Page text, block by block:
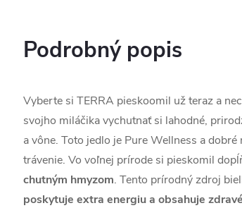
Podrobný popis
Vyberte si TERRA pieskoomil už teraz a
svojho miláčika vychutnať si lahodné,
a vône. Toto jedlo je Pure Wellness a dobré
trávenie. Vo voľnej prírode si pieskomil
chutným hmyzom. Tento prírodný zdroj
poskytuje extra energiu a obsahuje